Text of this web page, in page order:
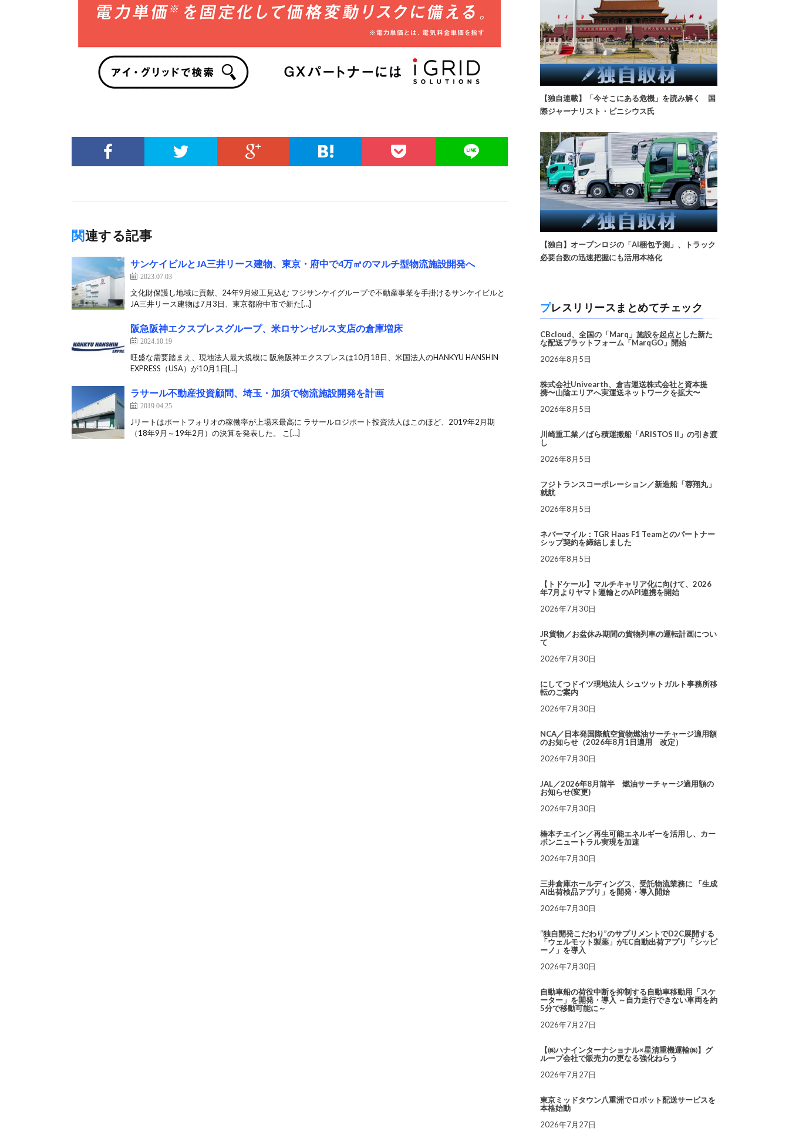
関連する記事
サンケイビルとJA三井リース建物、東京・府中で4万㎡のマルチ型物流施設開発へ
2023.07.03
文化財保護し地域に貢献、24年9月竣工見込む フジサンケイグループで不動産事業を手掛けるサンケイビルと
JA三井リース建物は7月3日、東京都府中市で新た[…]
阪急阪神エクスプレスグループ、米ロサンゼルス支店の倉庫増床
2024.10.19
旺盛な需要踏まえ、現地法人最大規模に 阪急阪神エクスプレスは10月18日、米国法人のHANKYU HANSHIN
EXPRESS（USA）が10月1日[…]
ラサール不動産投資顧問、埼玉・加須で物流施設開発を計画
2019.04.25
Jリートはポートフォリオの稼働率が上場来最高に ラサールロジポート投資法人はこのほど、2019年2月期
（18年9月～19年2月）の決算を発表した。 こ[…]
【独自連載】「今そこにある危機」を読み解く 国
際ジャーナリスト・ビニシウス氏
【独自】オープンロジの「AI梱包予測」、トラック
必要台数の迅速把握にも活用本格化
プレスリリースまとめてチェック
CBcloud、全国の「Marq」施設を起点とした新た
な配送プラットフォーム「MarqGO」開始
2026年8月5日
株式会社Univearth、倉吉運送株式会社と資本提
携〜山陰エリアへ実運送ネットワークを拡大〜
2026年8月5日
川崎重工業／ばら積運搬船「ARISTOS II」の引き渡
し
2026年8月5日
フジトランスコーポレーション／新造船「蓉翔丸」
就航
2026年8月5日
ネバーマイル：TGR Haas F1 Teamとのパートナー
シップ契約を締結しました
2026年8月5日
【トドケール】マルチキャリア化に向けて、2026
年7月よりヤマト運輸とのAPI連携を開始
2026年7月30日
JR貨物／お盆休み期間の貨物列車の運転計画につい
て
2026年7月30日
にしてつドイツ現地法人 シュツットガルト事務所移
転のご案内
2026年7月30日
NCA／日本発国際航空貨物燃油サーチャージ適用額
のお知らせ（2026年8月1日適用 改定）
2026年7月30日
JAL／2026年8月前半 燃油サーチャージ適用額の
お知らせ(変更)
2026年7月30日
椿本チエイン／再生可能エネルギーを活用し、カー
ボンニュートラル実現を加速
2026年7月30日
三井倉庫ホールディングス、受託物流業務に 「生成
AI出荷検品アプリ」を開発・導入開始
2026年7月30日
“独自開発こだわり”のサプリメントでD2C展開する
「ウェルモット製薬」がEC自動出荷アプリ「シッピ
ーノ」を導入
2026年7月30日
自動車船の荷役中断を抑制する自動車移動用「スケ
ーター」を開発・導入 ～自力走行できない車両を約
5分で移動可能に～
2026年7月27日
【㈱ハナインターナショナル×星清重機運輸㈱】グ
ループ会社で販売力の更なる強化ねらう
2026年7月27日
東京ミッドタウン八重洲でロボット配送サービスを
本格始動
2026年7月27日